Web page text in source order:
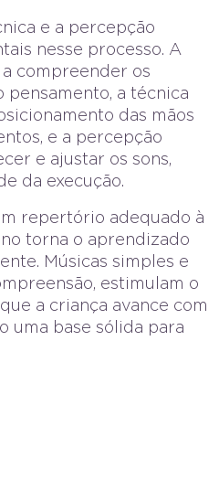
e a percepção
nesse processo. A
compreender os
a técnica
das mãos
e a percepção
e ajustar os sons,
da execução.
repertório adequado à
torna o aprendizado
Músicas simples e
estimulam o
a criança avance com
uma base sólida para